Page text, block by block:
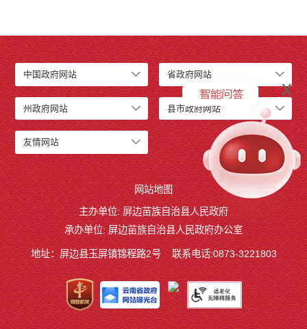
中国政府网站 省政府网站
州政府网站 县市政府网站
友情网站
网站地图
主办单位: 屏边苗族自治县人民政府
承办单位: 屏边苗族自治县人民政府办公室
地址：屏边县玉屏镇锦程路2号 联系电话:0873-3221803
x